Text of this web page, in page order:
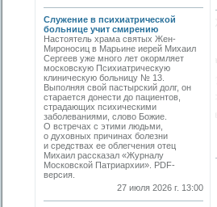
Служение в психиатрической
больнице учит смирению
Настоятель храма святых Жен-
Мироносиц в Марьине иерей Михаил
Сергеев уже много лет окормляет
московскую Психиатрическую
клиническую больницу № 13.
Выполняя свой пастырский долг, он
старается донести до пациентов,
страдающих психическими
заболеваниями, слово Божие.
О встречах с этими людьми,
о духовных причинах болезни
и средствах ее облегчения отец
Михаил рассказал «Журналу
Московской Патриархии». PDF-
версия.
27 июля 2026 г. 13:00